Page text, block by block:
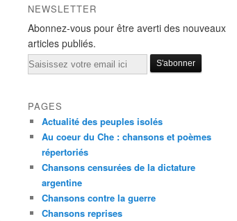
NEWSLETTER
Abonnez-vous pour être averti des nouveaux
articles publiés.
Email
PAGES
Actualité des peuples isolés
Au coeur du Che : chansons et poèmes
répertoriés
Chansons censurées de la dictature
argentine
Chansons contre la guerre
Chansons reprises